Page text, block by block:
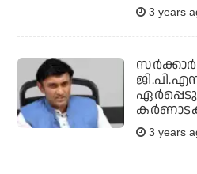
3 years
3 years